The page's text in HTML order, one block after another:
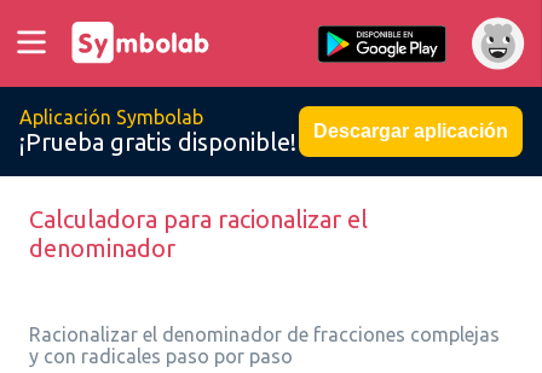
Aplicación Symbolab
¡Prueba gratis disponible! Descargar aplicación
Calculadora para racionalizar el
denominador
Racionalizar el denominador de fracciones complejas
y con radicales paso por paso